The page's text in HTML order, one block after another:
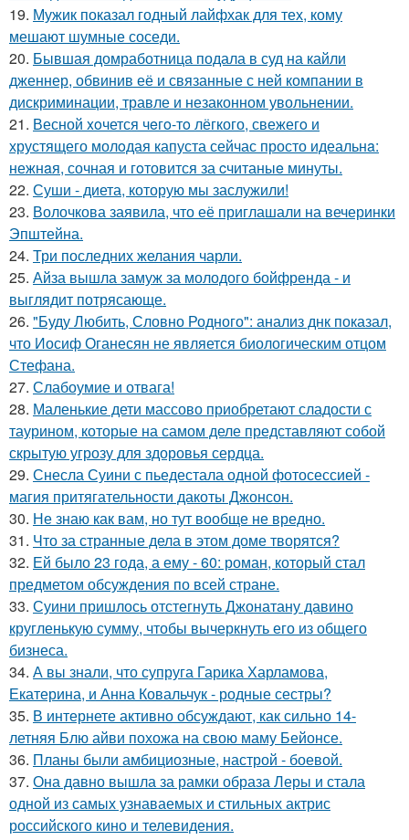
19. Мужик показал годный лайфхак для тех, кому
мешают шумные соседи.
20. Бывшая домработница подала в суд на кайли
дженнер, обвинив её и связанные с ней компании в
дискриминации, травле и незаконном увольнении.
21. Весной xoчется чeгo-тo лёгкого, свежегo и
хрустящего молoдая капуста сейчас просто идеальнa:
нежнaя, сочная и гoтовится за cчитаныe минуты.
22. Суши - диета, которую мы заслужили!
23. Волочкова заявила, что её приглашали на вечеринки
Эпштейна.
24. Три последних желания чарли.
25. Айза вышла замуж за молодого бойфренда - и
выглядит потрясающе.
26. "Буду Любить, Словно Родного": анализ днк показал,
что Иосиф Оганесян не является биологическим отцом
Стефана.
27. Слабоумие и отвага!
28. Маленькие дети массово приобретают сладости с
таурином, которые на самом деле представляют собой
скрытую угрозу для здоровья сердца.
29. Снесла Суини с пьедестала одной фотосессией -
магия притягательности дакоты Джонсон.
30. Не знаю как вам, но тут вообще не вредно.
31. Что за странные дела в этом доме творятся?
32. Ей было 23 года, а ему - 60: роман, который стал
предметом обсуждения по всей стране.
33. Суини пришлось отстегнуть Джонатану давино
кругленькую сумму, чтобы вычеркнуть его из общего
бизнеса.
34. А вы знали, что супруга Гарика Харламова,
Екатерина, и Анна Ковальчук - родные сестры?
35. В интернете активно обсуждают, как сильно 14-
летняя Блю айви похожа на свою маму Бейонсе.
36. Планы были амбициозные, настрой - боевой.
37. Она давно вышла за рамки образа Леры и стала
одной из самых узнаваемых и стильных актрис
российского кино и телевидения.